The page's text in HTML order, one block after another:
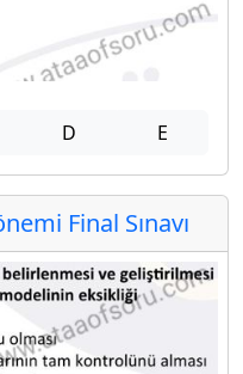
D E
Final Sınavı